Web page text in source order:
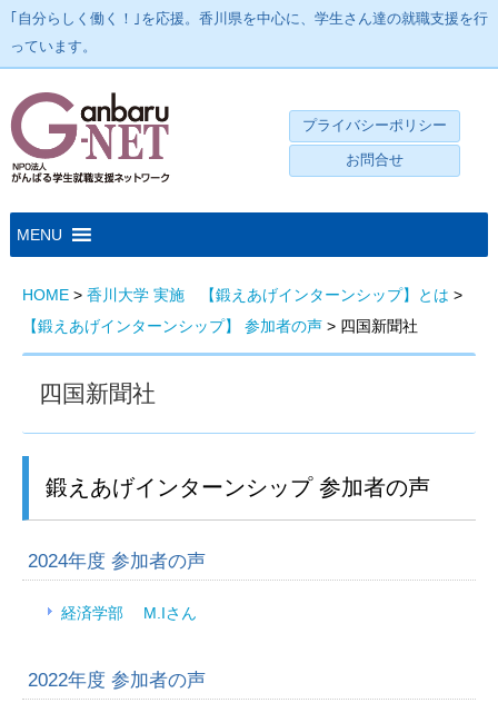
｢自分らしく働く！｣を応援。香川県を中心に、学生さん達の就職支援を行
っています。
プライバシーポリシー
お問合せ
HOME> 香川大学 実施 【鍛えあげインターンシップ】とは >
【鍛えあげインターンシップ】 参加者の声> 四国新聞社
四国新聞社
鍛えあげインターンシップ 参加者の声
2024年度 参加者の声
経済学部 M.Iさん
2022年度 参加者の声